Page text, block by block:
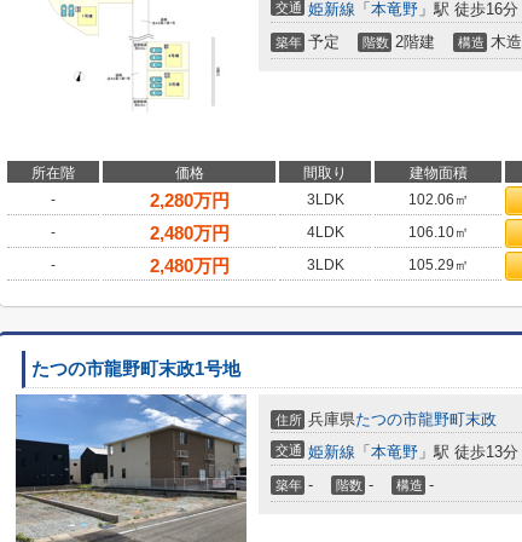
交通 姫新線 「 本竜野 」駅 徒歩16分
築年 予定 階数 2階建 構造 木造
所在階 価格 間取り 建物面積
-
2,280万円 3LDK 102.06㎡
-
2,480万円 4LDK 106.10㎡
-
2,480万円 3LDK 105.29㎡
たつの市龍野町末政1号地
住所 兵庫県たつの市龍野町末政
交通 姫新線 「 本竜野 」駅 徒歩13分
築年 - 階数 - 構造 -